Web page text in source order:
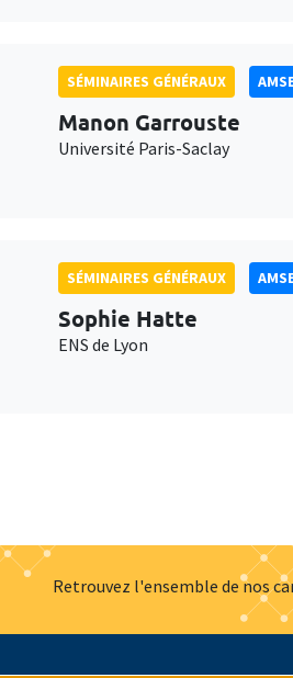
SÉMINAIRES GÉNÉRAUX
Manon Garrouste
Université Paris-Saclay
SÉMINAIRES GÉNÉRAUX
Sophie Hatte
ENS de Lyon
Retrouvez l'ensemble de nos